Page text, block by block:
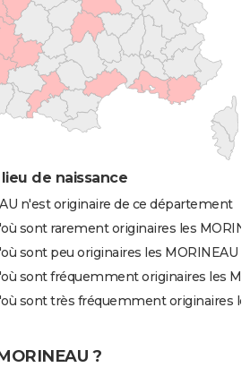
lieu de naissance
n'est originaire de ce département
sont rarement originaires les
sont peu originaires les MORINEAU
sont fréquemment originaires les
sont très fréquemment originaires
?